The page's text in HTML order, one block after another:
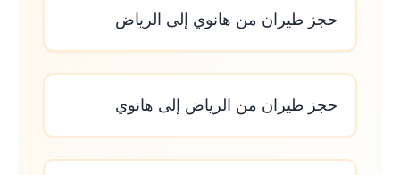
حجز طيران من هانوي إلى الرياض
حجز طيران من الرياض إلى هانوي